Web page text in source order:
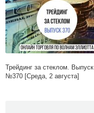
Трейдинг за стеклом. Выпуск
№370 [Среда, 2 августа]